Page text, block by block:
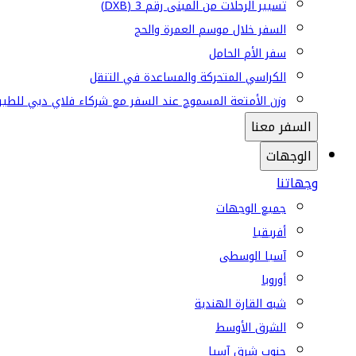
تسيير الرحلات من المبنى رقم 3 (DXB)
السفر خلال موسم العمرة والحج
سفر الأم الحامل
الكراسي المتحركة والمساعدة في التنقل
وزن الأمتعة المسموح عند السفر مع شركاء فلاي دبي
السفر معنا
الوجهات
وجهاتنا
جميع الوجهات
أفريقيا
آسيا الوسطى
أوروبا
شبه القارة الهندية
الشرق الأوسط
جنوب شرق آسيا